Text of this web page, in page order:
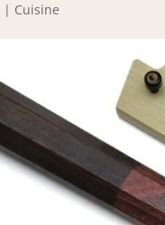
| Cuisine